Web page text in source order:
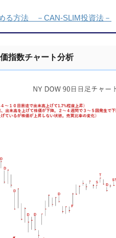
る方法 －CAN-SLIM投資法－
指数チャート分析